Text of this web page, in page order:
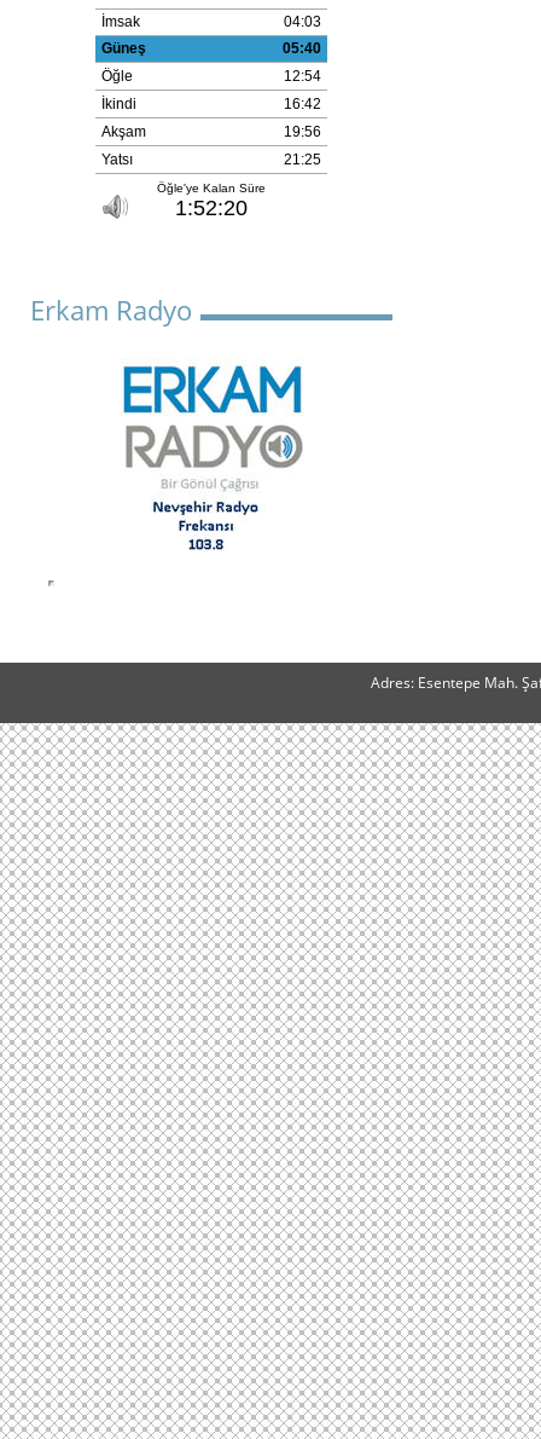
Erkam Radyo
Adres: Esentepe Mah.